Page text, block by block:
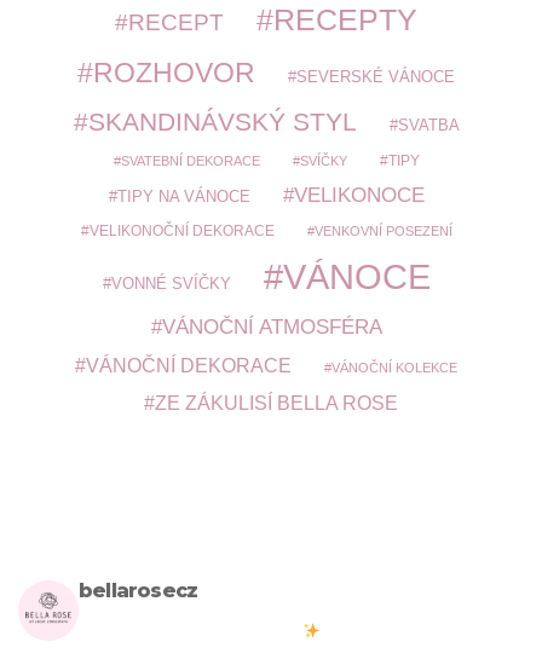
RECEPT RECEPTY
ROZHOVOR SEVERSKÉ VÁNOCE
SKANDINÁVSKÝ STYL SVATBA
SVATEBNÍ DEKORACE SVÍČKY TIPY
TIPY NA VÁNOCE VELIKONOCE
VELIKONOČNÍ DEKORACE VENKOVNÍ POSEZENÍ
VONNÉ SVÍČKY VÁNOCE
VÁNOČNÍ ATMOSFÉRA
VÁNOČNÍ DEKORACE VÁNOČNÍ KOLEKCE
ZE ZÁKULISÍ BELLA ROSE
bellarosecz